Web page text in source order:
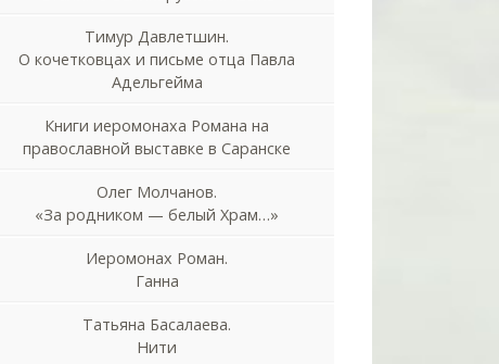
Тимур Давлетшин.
О кочетковцах и письме отца Павла
Адельгейма
Книги иеромонаха Романа на
православной выставке в Саранске
Олег Молчанов.
«За родником — белый Храм…»
Иеромонах Роман.
Ганна
Татьяна Басалаева.
Нити